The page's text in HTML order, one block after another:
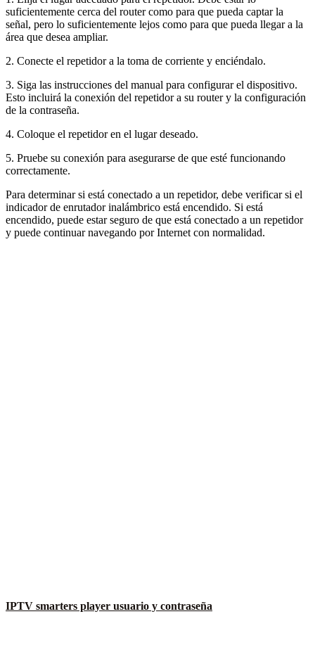
suficientemente cerca del router como para que pueda captar la
señal, pero lo suficientemente lejos como para que pueda llegar a la
área que desea ampliar.
2. Conecte el repetidor a la toma de corriente y enciéndalo.
3. Siga las instrucciones del manual para configurar el dispositivo.
Esto incluirá la conexión del repetidor a su router y la configuración
de la contraseña.
4. Coloque el repetidor en el lugar deseado.
5. Pruebe su conexión para asegurarse de que esté funcionando
correctamente.
Para determinar si está conectado a un repetidor, debe verificar si el
indicador de enrutador inalámbrico está encendido. Si está
encendido, puede estar seguro de que está conectado a un repetidor
y puede continuar navegando por Internet con normalidad.
IPTV smarters player usuario y contraseña